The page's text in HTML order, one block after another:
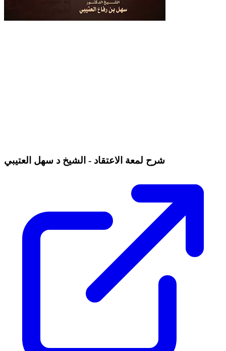
شرح لمعة الاعتقاد - الشيخ د سهل العتيبي